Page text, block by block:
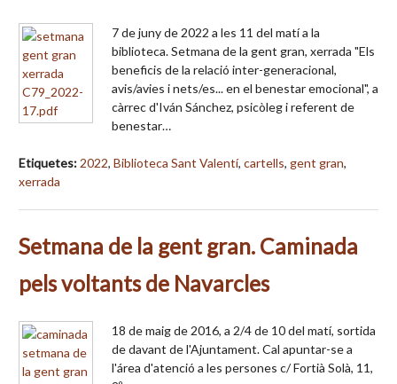
7 de juny de 2022 a les 11 del matí a la
biblioteca. Setmana de la gent gran, xerrada "Els
beneficis de la relació inter-generacional,
avis/avies i nets/es... en el benestar emocional", a
càrrec d'Iván Sánchez, psicòleg i referent de
benestar…
Etiquetes: 2022, Biblioteca Sant Valentí, cartells, gent gran,
xerrada
Setmana de la gent gran. Caminada
pels voltants de Navarcles
18 de maig de 2016, a 2/4 de 10 del matí, sortida
de davant de l'Ajuntament. Cal apuntar-se a
l'área d'atenció a les persones c/ Fortià Solà, 11,